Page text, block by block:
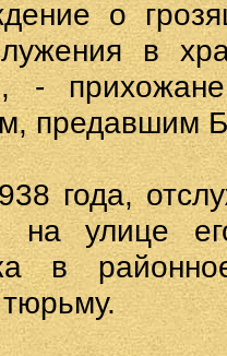
о
в
-
предавшим
года,
на улице
в